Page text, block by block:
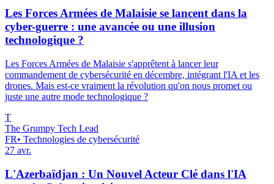
Les Forces Armées de Malaisie se lancent dans la
cyber-guerre : une avancée ou une illusion
technologique ?
Les Forces Armées de Malaisie s'apprêtent à lancer leur
commandement de cybersécurité en décembre, intégrant l'IA et les
drones. Mais est-ce vraiment la révolution qu'on nous promet ou
juste une autre mode technologique ?
T
The Grumpy Tech Lead
FR• Technologies de cybersécurité
27 avr.
L'Azerbaïdjan : Un Nouvel Acteur Clé dans l'IA